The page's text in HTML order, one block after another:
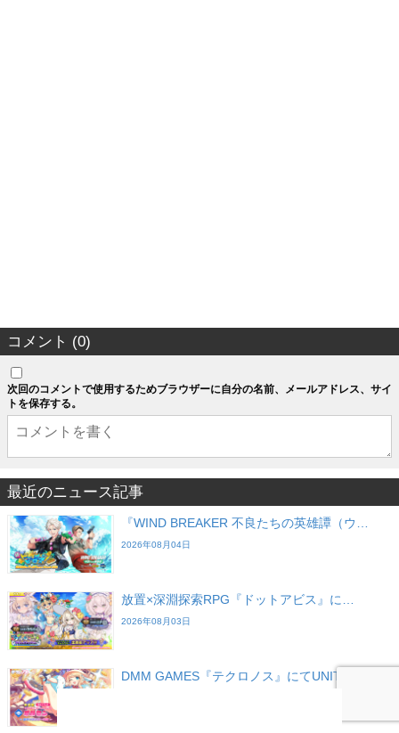
コメント (0)
次回のコメントで使用するためブラウザーに自分の名前、メールアドレス、サイ
トを保存する。
最近のニュース記事
『WIND BREAKER 不良たちの英雄譚（ウ…
2026年08月04日
放置×深淵探索RPG『ドットアビス』に…
2026年08月03日
DMM GAMES『テクロノス』にてUNITIAか…